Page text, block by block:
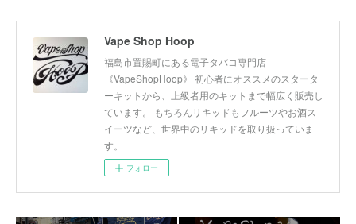
Vape Shop Hoop
福島市置賜町にある電子タバコ専門店
《VapeShopHoop》 初心者にオススメのスタータ
ーキットから、上級者用のキットまで幅広く販売し
ています。 もちろんリキッドもフルーツやお酒ス
イーツなど、世界中のリキッドを取り扱っていま
す。
フォロー